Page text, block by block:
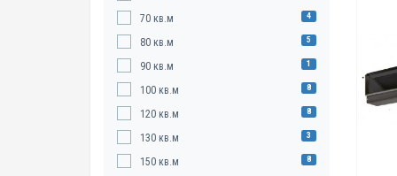
70 кв.м 4
80 кв.м 5
90 кв.м 1
100 кв.м 8
120 кв.м 8
130 кв.м 3
150 кв.м 8